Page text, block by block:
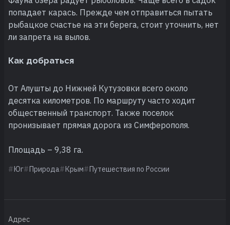
попадает карась. Прежде чем отправиться пытать
рыбацкое счастье на эти берега, стоит уточнить, нет
ли запрета на вылов.
Как добраться
От Алушты до Нижней Кутузовки всего около
десятка километров. По маршруту часто ходит
общественный транспорт. Также поселок
пронизывает прямая дорога из Симферополя.
Площадь – 9,38 га.
Юг Природа Крым Путешествия по России
Адрес